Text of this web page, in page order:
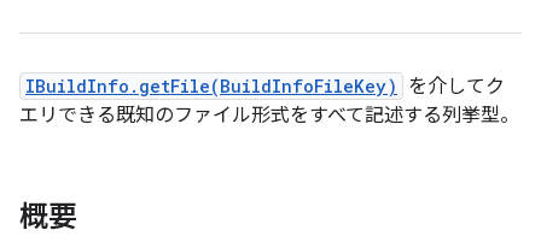
IBuildInfo.getFile(BuildInfoFileKey)
を介してク
エリできる既知のファイル形式をすべて記述する列挙型。
概要